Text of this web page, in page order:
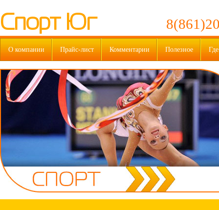
Спорт Юг
О компании Прайс-лист Комментарии Полезное